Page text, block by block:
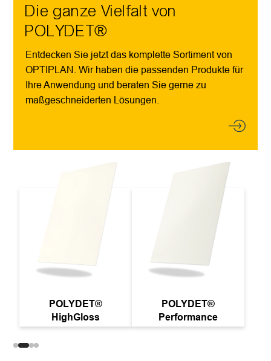
Die ganze Vielfalt von
POLYDET®
Entdecken Sie jetzt das komplette Sortiment von
OPTIPLAN. Wir haben die passenden Produkte für
Ihre Anwendung und beraten Sie gerne zu
maßgeschneiderten Lösungen.
POLYDET®
HighGloss
POLYDET®
Performance